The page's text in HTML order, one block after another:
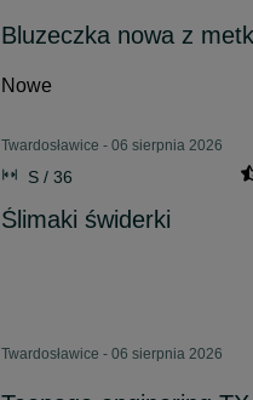
Bluzeczka nowa z
Nowe
Twardosławice - 06 sierpnia 2026
S / 36
Ślimaki świderki
Twardosławice - 06 sierpnia 2026